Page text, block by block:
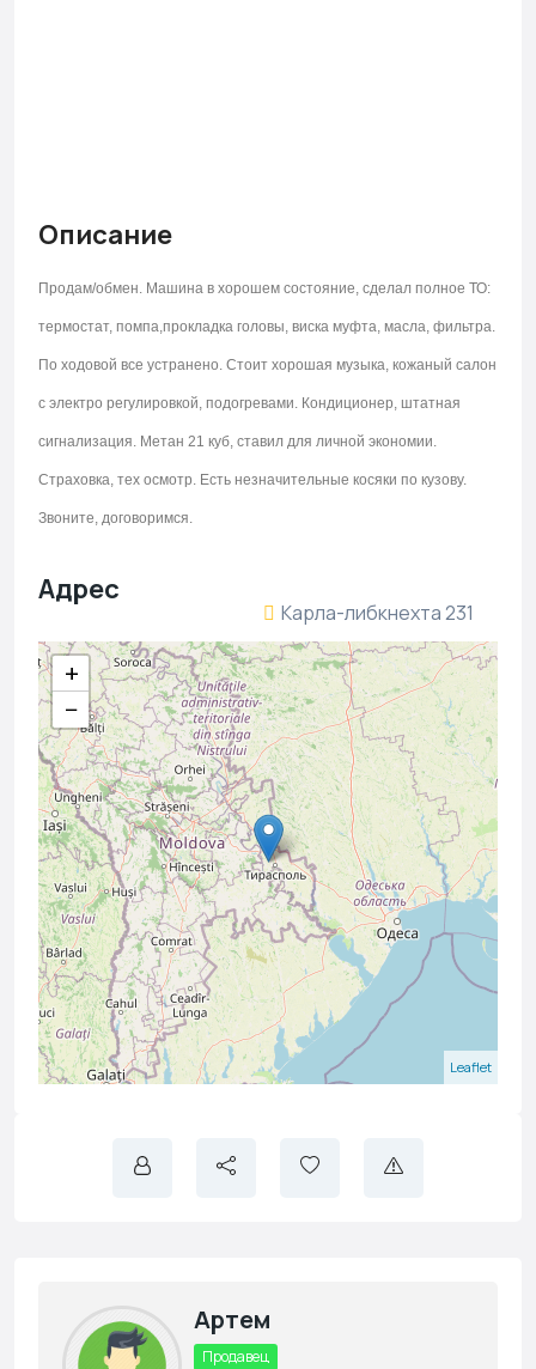
Описание
Продам/обмен. Машина в хорошем состояние, сделал полное ТО:
термостат, помпа,прокладка головы, виска муфта, масла, фильтра.
По ходовой все устранено. Стоит хорошая музыка, кожаный салон
с электро регулировкой, подогревами. Кондиционер, штатная
сигнализация. Метан 21 куб, ставил для личной экономии.
Страховка, тех осмотр. Есть незначительные косяки по кузову.
Звоните, договоримся.
Адрес
Карла-либкнехта 231
+
−
Leaflet
Артем
Продавец